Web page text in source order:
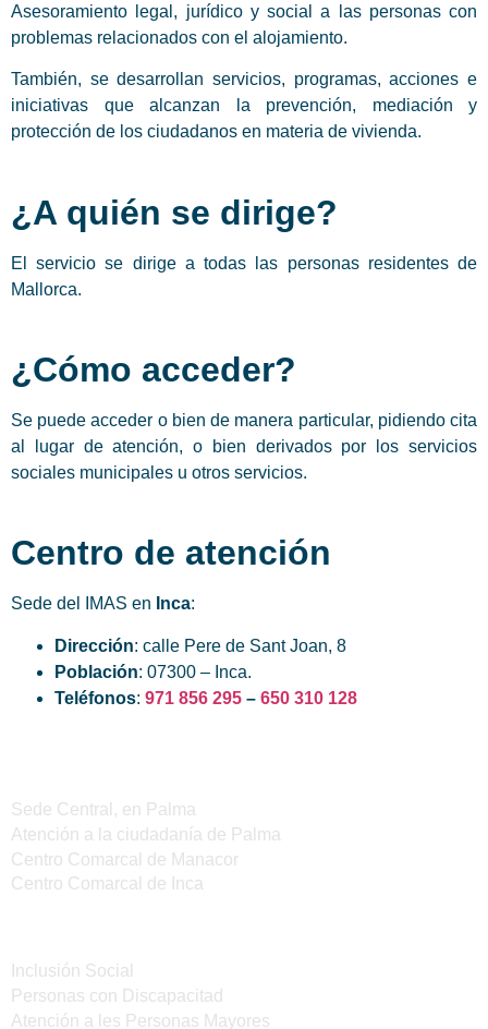
Asesoramiento legal, jurídico y social a las personas con
problemas relacionados con el alojamiento.
También, se desarrollan servicios, programas, acciones e
iniciativas que alcanzan la prevención, mediación y
protección de los ciudadanos en materia de vivienda.
¿A quién se dirige?
El servicio se dirige a todas las personas residentes de
Mallorca.
¿Cómo acceder?
Se puede acceder o bien de manera particular, pidiendo cita
al lugar de atención, o bien derivados por los servicios
sociales municipales u otros servicios.
Centro de atención
Sede del IMAS en Inca:
Dirección: calle Pere de Sant Joan, 8
Población: 07300 – Inca.
Teléfonos: 971 856 295 – 650 310 128
Sede Central, en Palma
Atención a la ciudadanía de Palma
Centro Comarcal de Manacor
Centro Comarcal de Inca
Inclusión Social
Personas con Discapacitad
Atención a les Personas Mayores